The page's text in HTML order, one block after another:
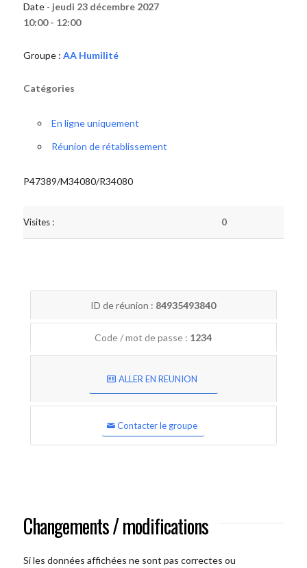
Date - jeudi 23 décembre 2027
10:00 - 12:00
Groupe : AA Humilité
Catégories
En ligne uniquement
Réunion de rétablissement
P47389/M34080/R34080
Visites : 0
ID de réunion : 84935493840
Code / mot de passe : 1234
ALLER EN REUNION
Contacter le groupe
Changements / modifications
Si les données affichées ne sont pas correctes ou